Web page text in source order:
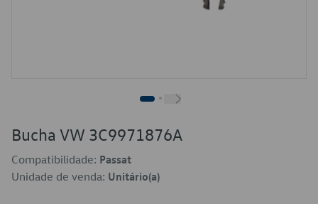
Bucha VW 3C9971876A
Compatibilidade: Passat
Unidade de venda: Unitário(a)